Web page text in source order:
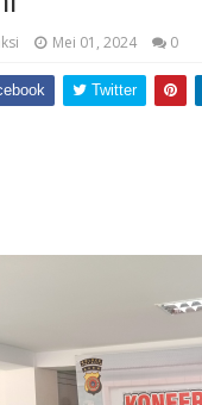
Mei 01, 2024 0
Twitter